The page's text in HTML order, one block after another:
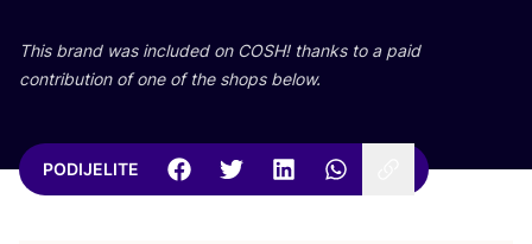
This brand was inclu­ded on COSH! than­ks to a paid
con­tri­bu­ti­on of one of the shops below.
PODIJELITE